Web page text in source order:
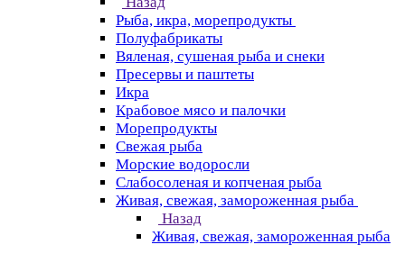
Рыба, икра, морепродукты
Полуфабрикаты
Вяленая, сушеная рыба и снеки
Пресервы и паштеты
Икра
Крабовое мясо и палочки
Морепродукты
Свежая рыба
Морские водоросли
Слабосоленая и копченая рыба
Живая, свежая, замороженная рыба
Назад
Живая, свежая, замороженная рыба